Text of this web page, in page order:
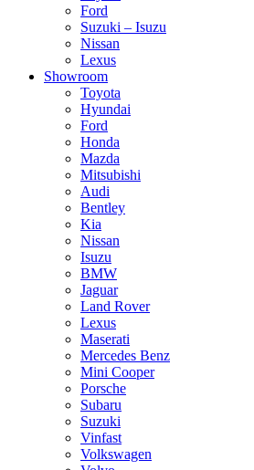
Ford
Suzuki – Isuzu
Nissan
Lexus
Showroom
Toyota
Hyundai
Ford
Honda
Mazda
Mitsubishi
Audi
Bentley
Kia
Nissan
Isuzu
BMW
Jaguar
Land Rover
Lexus
Maserati
Mercedes Benz
Mini Cooper
Porsche
Subaru
Suzuki
Vinfast
Volkswagen